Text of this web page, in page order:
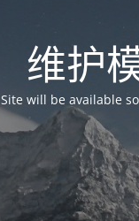
维护
Site will be available